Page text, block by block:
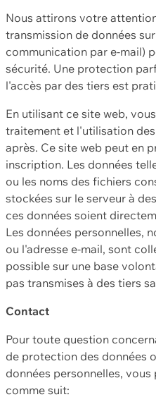
Nous attirons votre
transmission de données
communication par e-mail)
sécurité. Une protection
l'accès par des tiers est
En utilisant ce site web,
traitement et l'utilisation
après. Ce site web peut en
inscription. Les données
ou les noms des fichiers
stockées sur le serveur à
ces données soient
Les données personnelles,
ou l'adresse e-mail, sont
possible sur une base
pas transmises à des tiers
Contact
Pour toute question
de protection des données
données personnelles,
comme suit: